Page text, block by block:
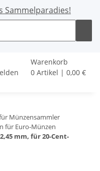
Warenkorb
0 Artikel | 0,00 €
Münzensammler
für Euro-Münzen
mm, für 20-Cent-